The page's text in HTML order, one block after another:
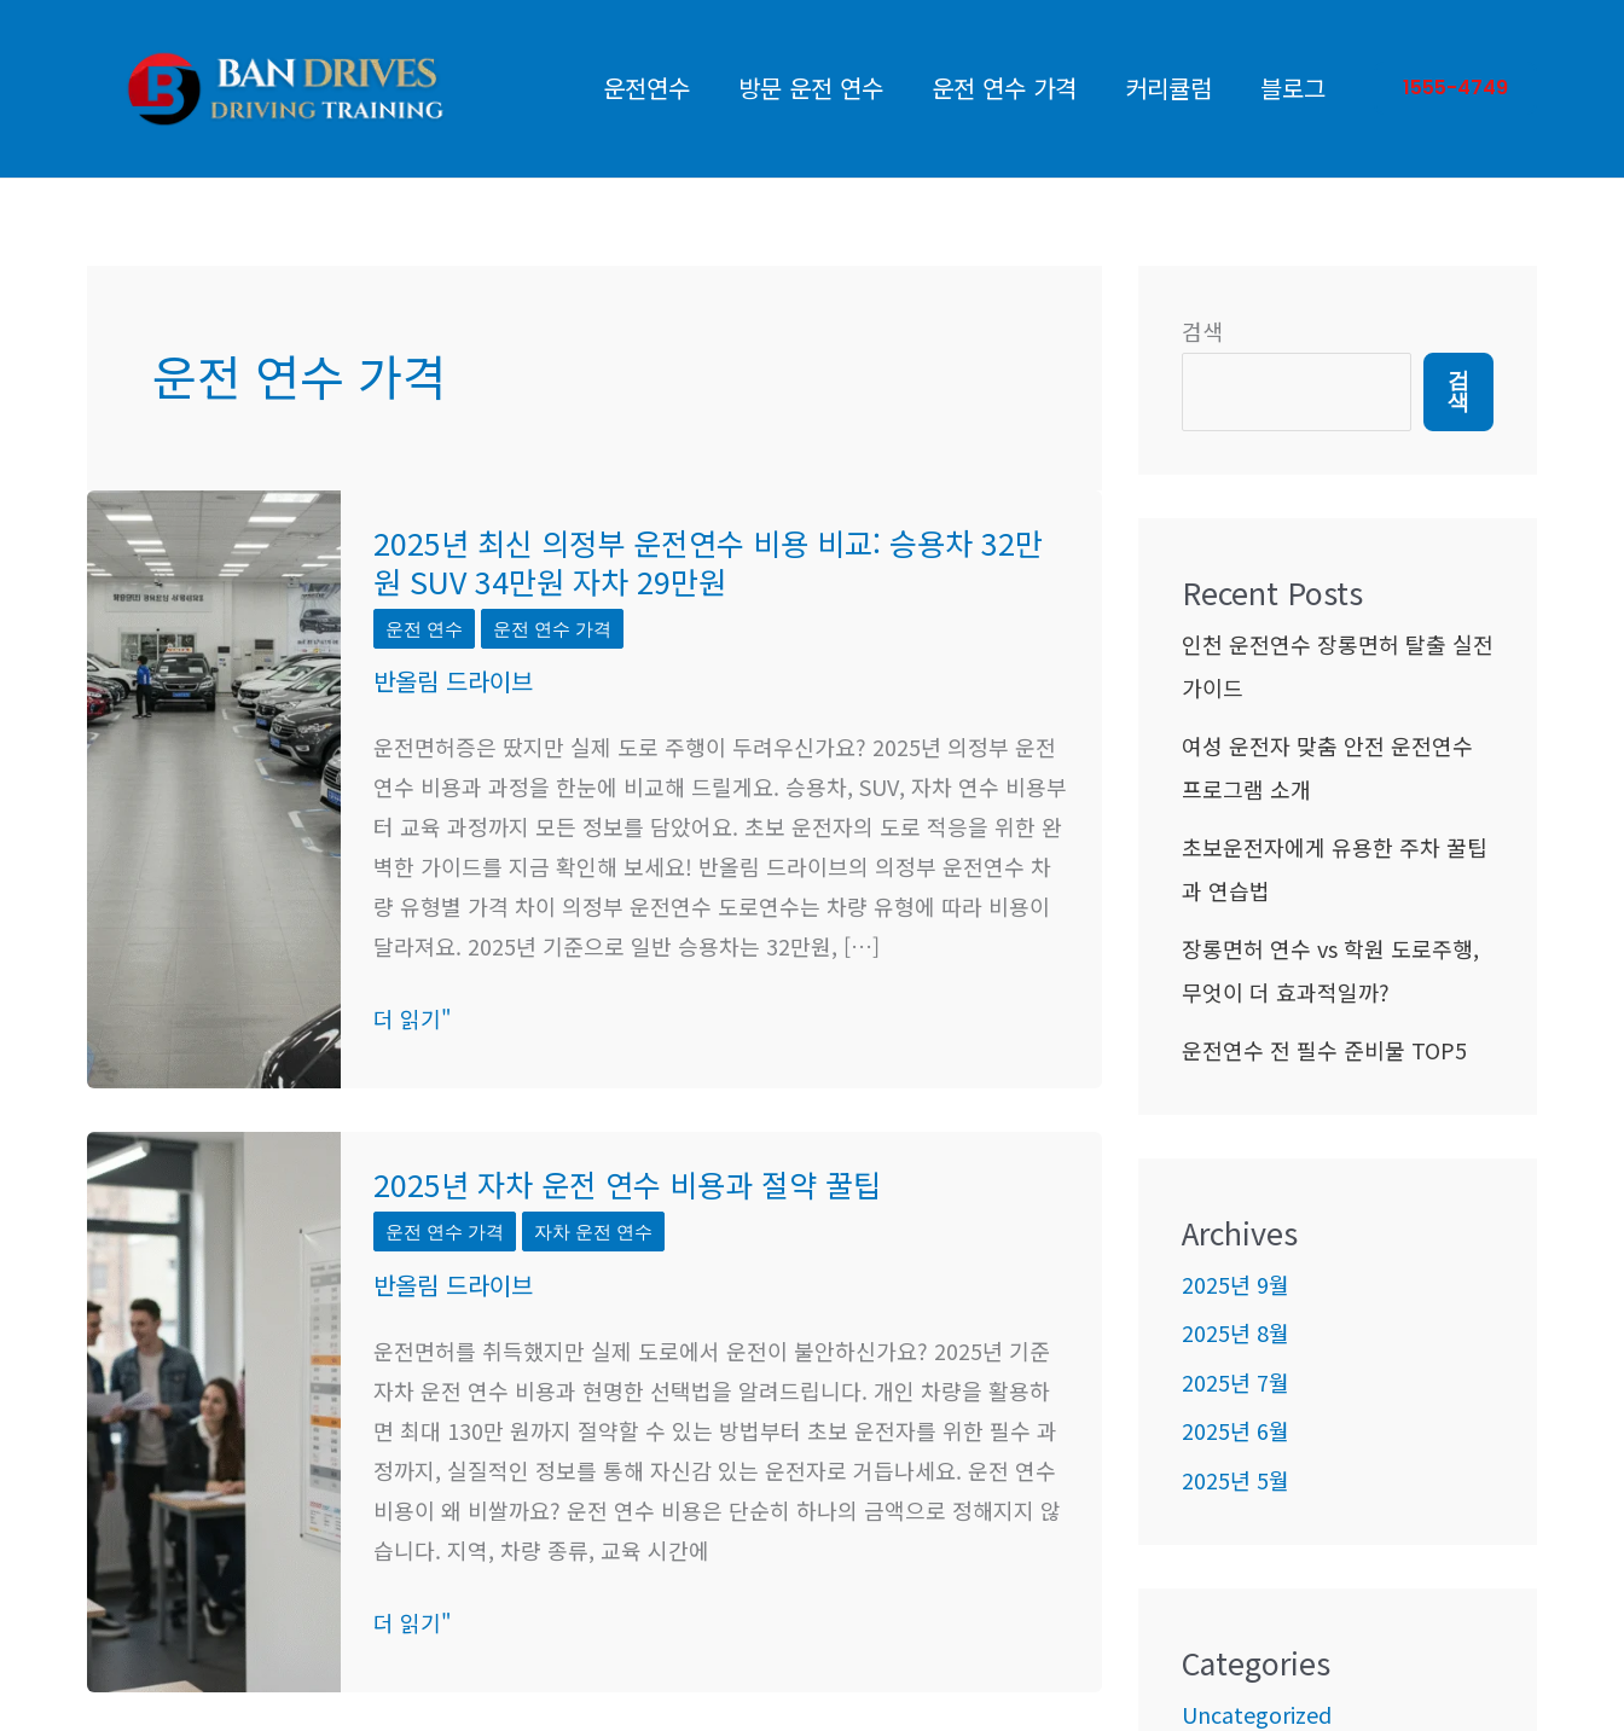
건
운전연수 방문 운전 연수 운전 연수 가격 커리큘럼 블로그 1555-4749
운전 연수 가격
2025년 최신 의정부 운전연수 비용 비교: 승용차 32만
원 SUV 34만원 자차 29만원
운전 연수 운전 연수 가격
반올림 드라이브
운전면허증은 땄지만 실제 도로 주행이 두려우신가요? 2025년 의정부 운전
연수 비용과 과정을 한눈에 비교해 드릴게요. 승용차, SUV, 자차 연수 비용부
터 교육 과정까지 모든 정보를 담았어요. 초보 운전자의 도로 적응을 위한 완
벽한 가이드를 지금 확인해 보세요! 반올림 드라이브의 의정부 운전연수 차
량 유형별 가격 차이 의정부 운전연수 도로연수는 차량 유형에 따라 비용이
달라져요. 2025년 기준으로 일반 승용차는 32만원, […]
년
최
신
의
부
운
전
연
수
비
비
차
32
원
SUV
34
만
원
자
차
만
더 읽기"
2025년 자차 운전 연수 비용과 절약 꿀팁
운전 연수 가격 자차 운전 연수
반올림 드라이브
운전면허를 취득했지만 실제 도로에서 운전이 불안하신가요? 2025년 기준
자차 운전 연수 비용과 현명한 선택법을 알려드립니다. 개인 차량을 활용하
면 최대 130만 원까지 절약할 수 있는 방법부터 초보 운전자를 위한 필수 과
정까지, 실질적인 정보를 통해 자신감 있는 운전자로 거듭나세요. 운전 연수
비용이 왜 비쌀까요? 운전 연수 비용은 단순히 하나의 금액으로 정해지지 않
습니다. 지역, 차량 종류, 교육 시간에
년
자
차
전
연
수
비
용
과
약
더 읽기"
검색
검
색
Recent Posts
인천 운전연수 장롱면허 탈출 실전
가이드
여성 운전자 맞춤 안전 운전연수
프로그램 소개
초보운전자에게 유용한 주차 꿀팁
과 연습법
장롱면허 연수 vs 학원 도로주행,
무엇이 더 효과적일까?
운전연수 전 필수 준비물 TOP5
Archives
2025년 9월
2025년 8월
2025년 7월
2025년 6월
2025년 5월
Categories
Uncategorized